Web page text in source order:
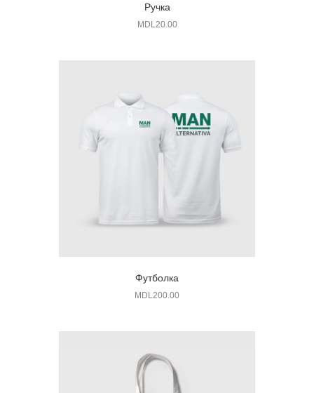
Ручка
MDL20.00
Футболка
MDL 200.00